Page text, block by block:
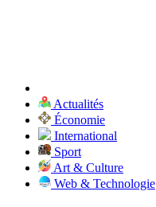
Actualités
Économie
International
Sport
Art & Culture
Web & Technologie